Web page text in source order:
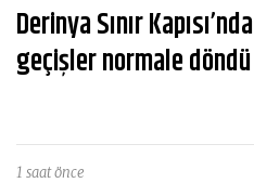
Derinya Sınır Kapısı’nda
geçişler normale döndü
1 saat önce